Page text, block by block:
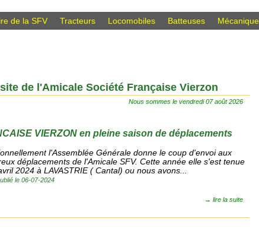
de la SFV Tracteurs Locomobiles Batteuses Mécanique
de l'Amicale Société Française Vierzon
Nous sommes le vendredi 07 août 2026
VIERZON en pleine saison de déplacements
l'Assemblée Générale donne le coup d'envoi aux
déplacements de l'Amicale SFV. Cette année elle s'est tenue
2024 à LAVASTRIE ( Cantal) ou nous avons...
le 06-07-2024
→lire la suite